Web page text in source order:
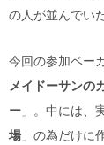
の人が並んでい
今回の参加ベー
メイドーサンの
ー 」。中には、
場 」の為だけに